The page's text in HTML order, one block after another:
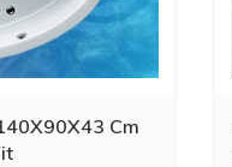
Cm